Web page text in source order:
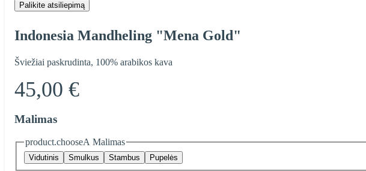
Palikite atsiliepimą
Indonesia Mandheling "Mena Gold"
Šviežiai paskrudinta, 100% arabikos kava
45,00 €
Malimas
product.chooseA Malimas
Vidutinis Smulkus Stambus Pupelės